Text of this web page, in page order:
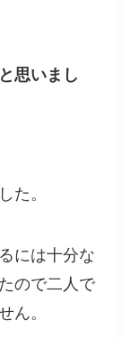
思いまし
た。
には十分な
ので二人で
ん。